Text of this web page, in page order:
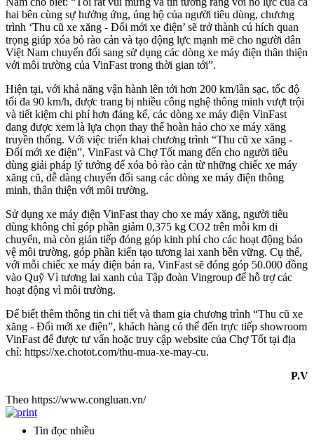
hai bên cùng sự hưởng ứng, ủng hộ của người tiêu dùng, chương
trình ‘Thu cũ xe xăng - Đổi mới xe điện’ sẽ trở thành cú hích quan
trọng giúp xóa bỏ rào cản và tạo động lực mạnh mẽ cho người dân
Việt Nam chuyển đổi sang sử dụng các dòng xe máy điện thân thiện
với môi trường của VinFast trong thời gian tới”.
Hiện tại, với khả năng vận hành lên tới hơn 200 km/lần sạc, tốc độ
tối đa 90 km/h, được trang bị nhiều công nghệ thông minh vượt trội
và tiết kiệm chi phí hơn đáng kể, các dòng xe máy điện VinFast
đang được xem là lựa chọn thay thế hoàn hảo cho xe máy xăng
truyền thống. Với việc triển khai chương trình “Thu cũ xe xăng -
Đổi mới xe điện”, VinFast và Chợ Tốt mang đến cho người tiêu
dùng giải pháp lý tưởng để xóa bỏ rào cản từ những chiếc xe máy
xăng cũ, dễ dàng chuyển đổi sang các dòng xe máy điện thông
minh, thân thiện với môi trường.
Sử dụng xe máy điện VinFast thay cho xe máy xăng, người tiêu
dùng không chỉ góp phần giảm 0,375 kg CO2 trên mỗi km di
chuyển, mà còn gián tiếp đóng góp kinh phí cho các hoạt động bảo
vệ môi trường, góp phần kiến tạo tương lai xanh bền vững. Cụ thể,
với mỗi chiếc xe máy điện bán ra, VinFast sẽ đóng góp 50.000 đồng
vào Quỹ Vì tương lai xanh của Tập đoàn Vingroup để hỗ trợ các
hoạt động vì môi trường.
Để biết thêm thông tin chi tiết và tham gia chương trình “Thu cũ xe
xăng - Đổi mới xe điện”, khách hàng có thể đến trực tiếp showroom
VinFast để được tư vấn hoặc truy cập website của Chợ Tốt tại địa
chỉ: https://xe.chotot.com/thu-mua-xe-may-cu.
P.V
Theo https://www.congluan.vn/
Tin đọc nhiều